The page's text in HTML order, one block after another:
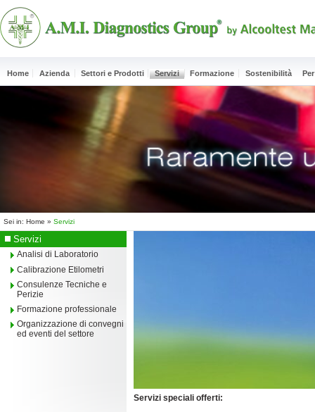
Home Azienda Settori e Prodotti Servizi Formazione Sostenibilità
Sei in: Home » Servizi
Servizi
Analisi di Laboratorio
Calibrazione Etilometri
Consulenze Tecniche e
Perizie
Formazione professionale
Organizzazione di convegni
ed eventi del settore
Servizi speciali offerti: